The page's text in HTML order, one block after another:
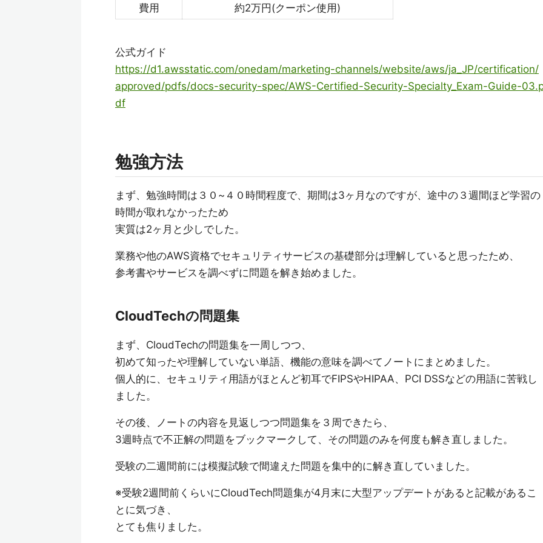
費用 約2万円(クーポン使用)
公式ガイド
https://d1.awsstatic.com/onedam/marketing-channels/website/aws/ja_JP/certification/
approved/pdfs/docs-security-spec/AWS-Certified-Security-Specialty_Exam-Guide-
df
勉強方法
まず、勉強時間は３０~４０時間程度で、期間は3ヶ月なのですが、途中の３週間ほど学習の
時間が取れなかったため
実質は2ヶ月と少しでした。
業務や他のAWS資格でセキュリティサービスの基礎部分は理解していると思ったため、
参考書やサービスを調べずに問題を解き始めました。
CloudTechの問題集
まず、CloudTechの問題集を一周しつつ、
初めて知ったや理解していない単語、機能の意味を調べてノートにまとめました。
個人的に、セキュリティ用語がほとんど初耳でFIPSやHIPAA、PCI DSSなどの用語に苦戦し
ました。
その後、ノートの内容を見返しつつ問題集を３周できたら、
3週時点で不正解の問題をブックマークして、その問題のみを何度も解き直しました。
受験の二週間前には模擬試験で間違えた問題を集中的に解き直していました。
※受験2週間前くらいにCloudTech問題集が4月末に大型アップデートがあると記載があるこ
とに気づき、
とても焦りました。